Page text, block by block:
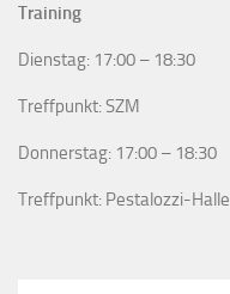
Training
Dienstag: 17:00 – 18:30
Treffpunkt: SZM
Donnerstag: 17:00 – 18:30
Treffpunkt: Pestalozzi-Halle